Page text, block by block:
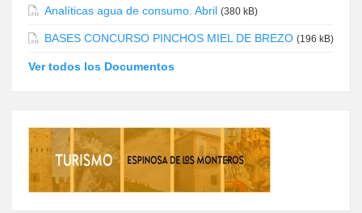
Analíticas agua de consumo. Abril (380 kB)
BASES CONCURSO PINCHOS MIEL DE BREZO (196 kB)
Ver todos los Documentos